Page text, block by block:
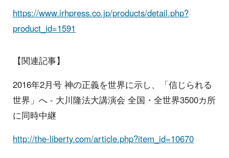
https://www.irhpress.co.jp/products/detail.php?
product_id=1591
【関連記事】
2016年2月号 神の正義を世界に示し、「信じられる
世界」へ - 大川隆法大講演会 全国・全世界3500カ所
に同時中継
http://the-liberty.com/article.php?item_id=10670